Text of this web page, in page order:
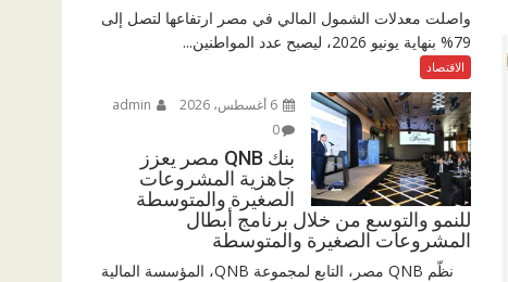
واصلت معدلات الشمول المالي في مصر ارتفاعها لتصل إلى
79% بنهاية يونيو 2026، ليصبح عدد المواطنين...
الاقتصاد
0
بنك QNB مصر يعزز
جاهزية المشروعات
الصغيرة والمتوسطة
للنمو والتوسع من خلال برنامج أبطال
المشروعات الصغيرة والمتوسطة
نظّم QNB مصر، التابع لمجموعة QNB، المؤسسة المالية